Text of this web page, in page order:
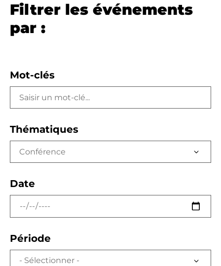
Filtrer les événements
par :
Mot-clés
Thématiques
Conférence
Date
Période